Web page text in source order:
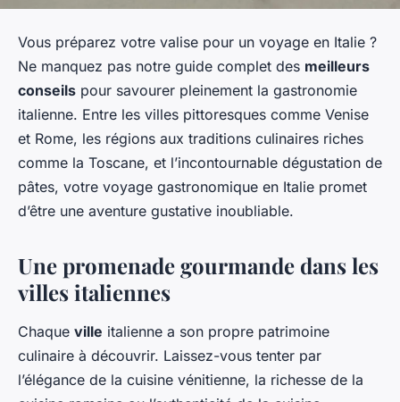
Vous préparez votre valise pour un voyage en Italie ?
Ne manquez pas notre guide complet des meilleurs
conseils pour savourer pleinement la gastronomie
italienne. Entre les villes pittoresques comme Venise
et Rome, les régions aux traditions culinaires riches
comme la Toscane, et l’incontournable dégustation de
pâtes, votre voyage gastronomique en Italie promet
d’être une aventure gustative inoubliable.
Une promenade gourmande dans les
villes italiennes
Chaque ville italienne a son propre patrimoine
culinaire à découvrir. Laissez-vous tenter par
l’élégance de la cuisine vénitienne, la richesse de la